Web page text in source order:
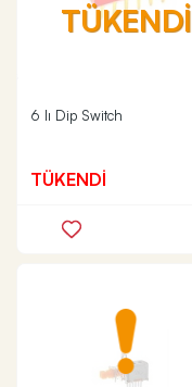
TÜKENDİ
6 lı Dip Switch
TÜKENDİ